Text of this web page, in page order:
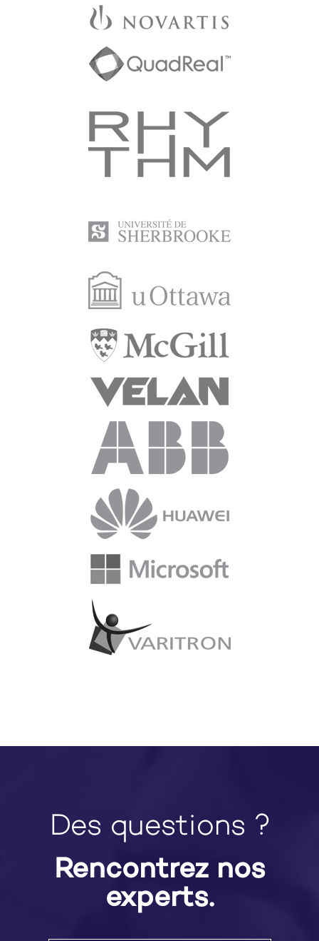
Des questions ?
Rencontrez nos
experts.